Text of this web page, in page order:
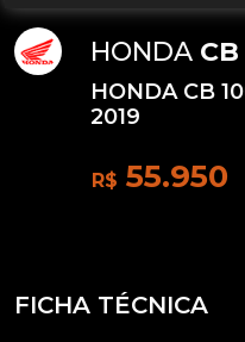
HONDA CB
HONDA CB
2019
R$ 55.950
FICHA TÉCNICA